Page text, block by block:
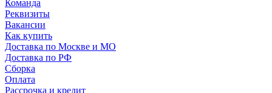
Команда
Реквизиты
Вакансии
Как купить
Доставка по Москве и МО
Доставка по РФ
Сборка
Оплата
Рассрочка и кредит